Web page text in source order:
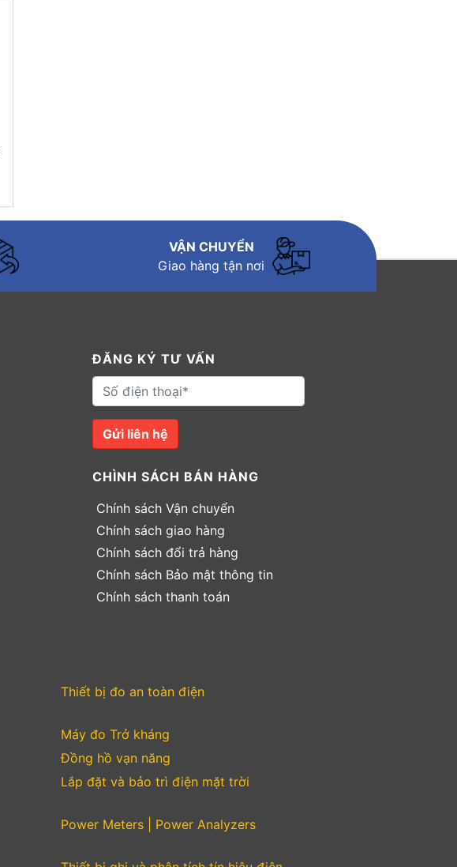
VẬN CHUYỂN
Giao hàng tận nơi
ĐĂNG KÝ TƯ VẤN
Gửi liên hệ
CHÌNH SÁCH BÁN HÀNG
Chính sách Vận chuyển
Chính sách giao hàng
Chính sách đổi trả hàng
Chính sách Bảo mật thông tin
Chính sách thanh toán
Thiết bị đo an toàn điện
Máy đo Trở kháng
Đồng hồ vạn năng
Lắp đặt và bảo trì điện mặt trời
Power Meters | Power Analyzers